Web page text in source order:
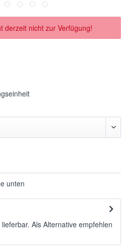
derzeit nicht zur Verfügung!
unten
Als Alternative empfehlen